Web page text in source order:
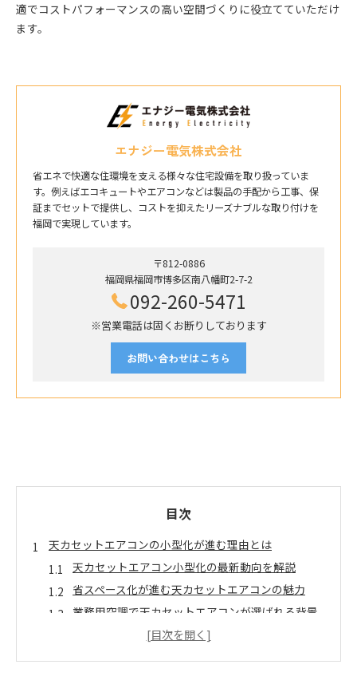
適でコストパフォーマンスの高い空間づくりに役立てていただけ
ます。
エナジー電気株式会社
省エネで快適な住環境を支える様々な住宅設備を取り扱っていま
す。例えばエコキュートやエアコンなどは製品の手配から工事、保
証までセットで提供し、コストを抑えたリーズナブルな取り付けを
福岡で実現しています。
〒812-0886
福岡県福岡市博多区南八幡町2-7-2
092-260-5471
※営業電話は固くお断りしております
お問い合わせはこちら
目次
天カセットエアコンの小型化が進む理由とは
天カセットエアコン小型化の最新動向を解説
省スペース化が進む天カセットエアコンの魅力
業務用空調で天カセットエアコンが選ばれる背景
天カセットエアコン小型モデルのメリットに注目